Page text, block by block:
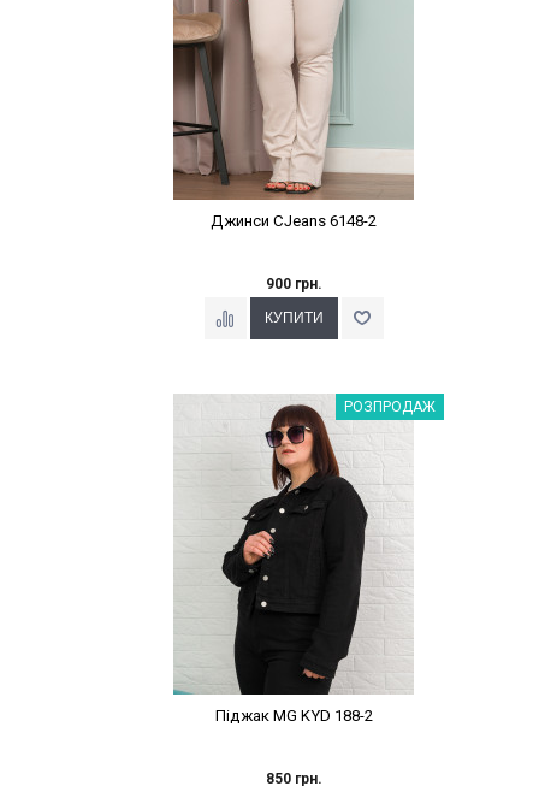
Джинси CJeans 6148-2
900 грн.
Наклейки Варіант з %РОЗПРОДАЖ
Піджак MG KYD 188-2
850 грн.